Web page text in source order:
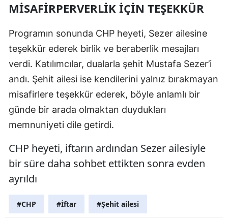
MİSAFİRPERVERLİK İÇİN TEŞEKKÜR
Programın sonunda CHP heyeti, Sezer ailesine
teşekkür ederek birlik ve beraberlik mesajları
verdi. Katılımcılar, dualarla şehit Mustafa Sezer’i
andı. Şehit ailesi ise kendilerini yalnız bırakmayan
misafirlere teşekkür ederek, böyle anlamlı bir
günde bir arada olmaktan duydukları
memnuniyeti dile getirdi.
CHP heyeti, iftarın ardından Sezer ailesiyle
bir süre daha sohbet ettikten sonra evden
ayrıldı
#CHP #İftar #Şehit ailesi